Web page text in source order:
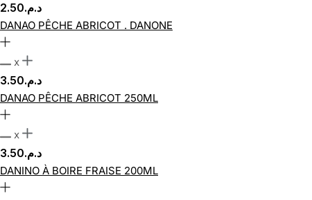
د.م.2.50
DANAO PÊCHE ABRICOT . DANONE
x
د.م.3.50
DANAO PÊCHE ABRICOT 250ML
x
د.م.3.50
DANINO À BOIRE FRAISE 200ML